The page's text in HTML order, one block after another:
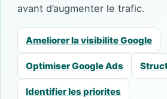
avant d’augmenter le trafic.
Ameliorer la visibilite Google
Optimiser Google Ads
Identifier les priorites